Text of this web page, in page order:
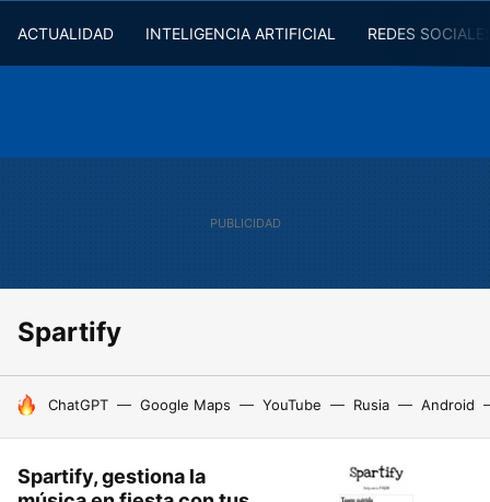
ACTUALIDAD INTELIGENCIA ARTIFICIAL REDES
Spartify
HOY SE HABLA DE
ChatGPT Google Maps YouTube Rusia Android
Spartify, gestiona la